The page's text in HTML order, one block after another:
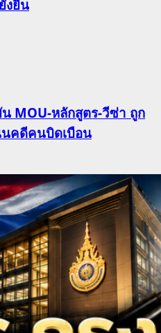
งยืน
น MOU-หลักสูตร-วีซ่า ถูก
นคดีคนบิดเบือน